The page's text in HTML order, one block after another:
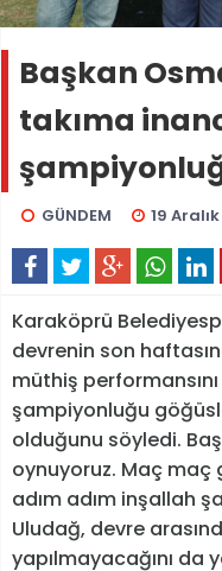
Başkan
takıma
GÜNDEM 19
Karaköprü
devrenin son
müthiş
şampiyonluğu
olduğunu söyledi.
oynuyoruz. Maç maç
adım adım inşallah
Uludağ, devre
yapılmayacağını da